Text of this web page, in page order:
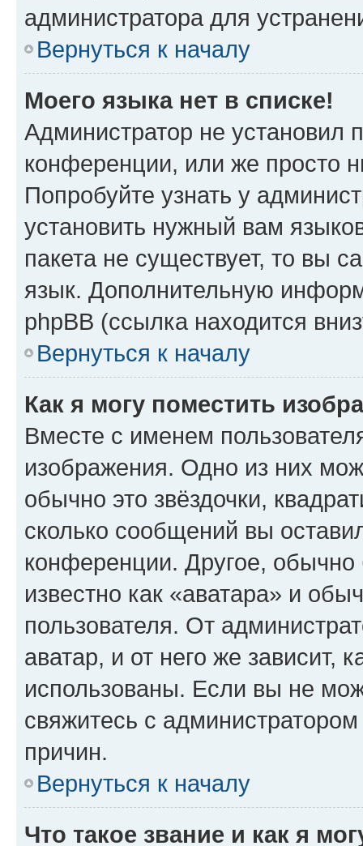
администратора для
Вернуться к началу
Моего языка нет в списке!
Администратор не установил
конференции, или же просто
Попробуйте узнать у
установить нужный вам
пакета не существует, то вы
язык. Дополнительную
phpBB (ссылка находится
Вернуться к началу
Как я могу поместить
Вместе с именем
изображения. Одно из них
обычно это звёздочки,
сколько сообщений вы
конференции. Другое,
известно как «аватара» и
пользователя. От
аватар, и от него же зависит,
использованы. Если вы не
свяжитесь с
причин.
Вернуться к началу
Что такое звание и как я